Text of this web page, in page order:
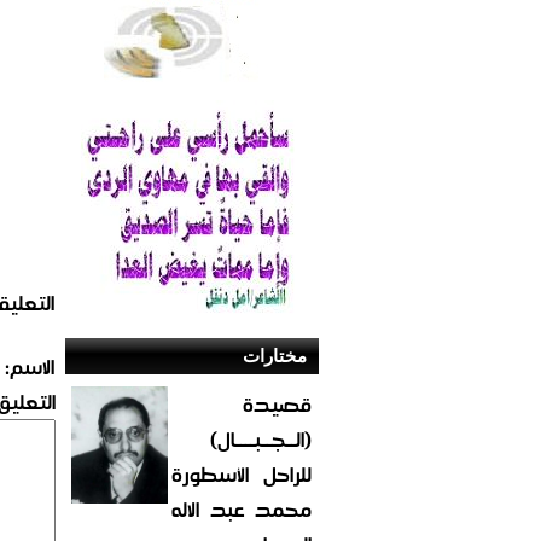
مختارات
قصيدة
(الــجــبــــال)
للراحل الأسطورة
محمد عبد الاله
الاسم: